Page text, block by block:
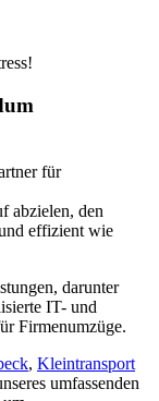
für
abzielen, den
effizient wie
darunter
IT- und
Firmenumzüge.
, Kleintransport
umfassenden